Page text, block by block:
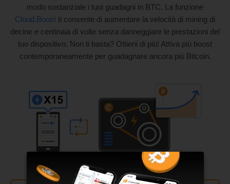
modo sostanziale i tuoi guadagni in BTC. La funzione
Cloud.Boost ti consente di aumentare la velocità di mining di
decine e centinaia di volte senza danneggiare le prestazioni del
tuo dispositivo. Non ti basta? Ottieni di più! Attiva più boost
contemporaneamente per guadagnare ancora più Bitcoin.